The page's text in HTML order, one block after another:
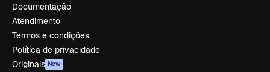
Documentação
Atendimento
Termos e condições
Política de privacidade
Originais New